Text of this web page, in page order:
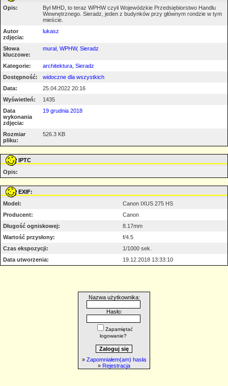
Opis:
Był MHD, to teraz WPHW czyli Wojewódzkie Przedsiębiorstwo Handlu
Wewnętrznego. Sieradz, jeden z budynków przy głównym rondzie w tym
mieście.
Autor
zdjęcia:
lukasz
Słowa
kluczowe:
mural WPHW, Sieradz
Kategorie: architektura Sieradz
Dostępność:
widoczne dla wszystkich
Data:
25.04.2022 20:16
Wyświetleń:
1435
Data
wykonania
zdjęcia:
19 grudnia 2018
Rozmiar
pliku:
526.3 KB
IPTC
Opis:
EXIF:
Model:
Canon IXUS 275 HS
Producent:
Canon
Długość ogniskowej:
8.17mm
Wartość przysłony:
f/4.5
Czas ekspozycji:
1/1000 sek.
Data utworzenia:
19.12.2018 13:33:10
Nazwa użytkownika:
Hasło:
Zapamiętać
logowanie?
» Zapomniałem(am) hasła
» Rejestracja